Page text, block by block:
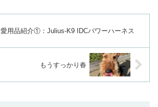
愛用品紹介①：Julius-K9 IDCパワーハーネス
もうすっかり春